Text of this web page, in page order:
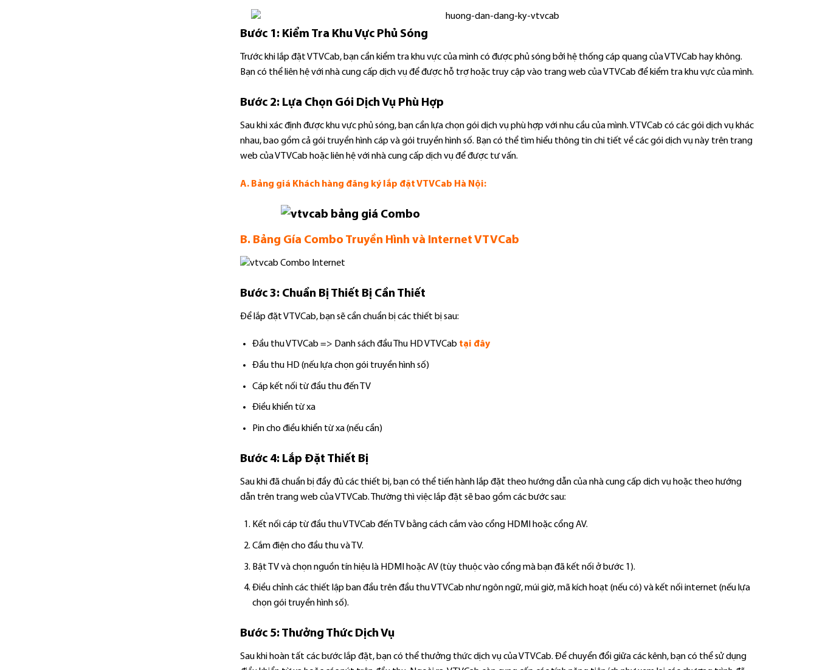
Bước 1: Kiểm Tra Khu Vực Phủ Sóng
Trước khi lắp đặt VTVCab, bạn cần kiểm tra khu vực của mình có được phủ sóng bởi hệ thống cáp quang của VTVCab hay không.
Bạn có thể liên hệ với nhà cung cấp dịch vụ để được hỗ trợ hoặc truy cập vào trang web của VTVCab để kiểm tra khu vực của mình.
Bước 2: Lựa Chọn Gói Dịch Vụ Phù Hợp
Sau khi xác định được khu vực phủ sóng, bạn cần lựa chọn gói dịch vụ phù hợp với nhu cầu của mình. VTVCab có các gói dịch vụ khác
nhau, bao gồm cả gói truyền hình cáp và gói truyền hình số. Bạn có thể tìm hiểu thông tin chi tiết về các gói dịch vụ này trên trang
web của VTVCab hoặc liên hệ với nhà cung cấp dịch vụ để được tư vấn.
A. Bảng giá Khách hàng đăng ký lắp đặt VTVCab Hà Nội:
B. Bảng Gía Combo Truyền Hình và Internet VTVCab
Bước 3: Chuẩn Bị Thiết Bị Cần Thiết
Để lắp đặt VTVCab, bạn sẽ cần chuẩn bị các thiết bị sau:
Đầu thu VTVCab => Danh sách đầu Thu HD VTVCab tại đây
Đầu thu HD (nếu lựa chọn gói truyền hình số)
Cáp kết nối từ đầu thu đến TV
Điều khiển từ xa
Pin cho điều khiển từ xa (nếu cần)
Bước 4: Lắp Đặt Thiết Bị
Sau khi đã chuẩn bị đầy đủ các thiết bị, bạn có thể tiến hành lắp đặt theo hướng dẫn của nhà cung cấp dịch vụ hoặc theo hướng
dẫn trên trang web của VTVCab. Thường thì việc lắp đặt sẽ bao gồm các bước sau:
Kết nối cáp từ đầu thu VTVCab đến TV bằng cách cắm vào cổng HDMI hoặc cổng AV.
Cắm điện cho đầu thu và TV.
Bật TV và chọn nguồn tín hiệu là HDMI hoặc AV (tùy thuộc vào cổng mà bạn đã kết nối ở bước 1).
Điều chỉnh các thiết lập ban đầu trên đầu thu VTVCab như ngôn ngữ, múi giờ, mã kích hoạt (nếu có) và kết nối internet (nếu lựa
chọn gói truyền hình số).
Bước 5: Thưởng Thức Dịch Vụ
Sau khi hoàn tất các bước lắp đặt, bạn có thể thưởng thức dịch vụ của VTVCab. Để chuyển đổi giữa các kênh, bạn có thể sử dụng